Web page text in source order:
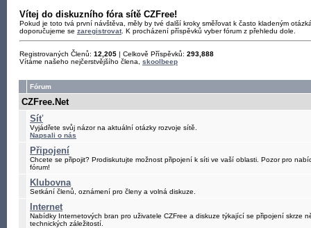
Vítej do diskuzního fóra sítě CZFree!
Pokud je toto tvá první návštěva, měly by tvé další kroky směřovat k často kladeným
doporučujeme se zaregistrovat. K procházení příspěvků vyber fórum z přehledu dole.
Registrovaných Členů: 12,205 | Celkově Příspěvků: 293,888
Vítáme našeho nejčerstvějšího člena, skoolbeep
Fórum
CZFree.Net
Síť
Vyjádřete svůj názor na aktuální otázky rozvoje sítě.
Napsali o nás
Připojení
Chcete se připojit? Prodiskutujte možnost připojení k síti ve vaší oblasti. Pozor pro
fórum!
Klubovna
Setkání členů, oznámení pro členy a volná diskuze.
Internet
Nabídky Internetových bran pro uživatele CZFree a diskuze týkající se připojení skrze
technických záležitostí.